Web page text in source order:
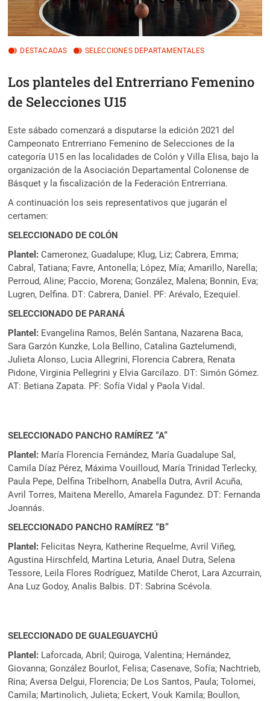
DESTACADAS SELECCIONES DEPARTAMENTALES
Los planteles del Entrerriano Femenino
de Selecciones U15
Este sábado comenzará a disputarse la edición 2021 del
Campeonato Entrerriano Femenino de Selecciones de la
categoría U15 en las localidades de Colón y Villa Elisa, bajo la
organización de la Asociación Departamental Colonense de
Básquet y la fiscalización de la Federación Entrerriana.
A continuación los seis representativos que jugarán el
certamen:
SELECCIONADO DE COLÓN
Plantel: Cameronez, Guadalupe; Klug, Liz; Cabrera, Emma;
Cabral, Tatiana; Favre, Antonella; López, Mía; Amarillo, Narella;
Perroud, Aline; Paccio, Morena; González, Malena; Bonnin, Eva;
Lugren, Delfina. DT: Cabrera, Daniel. PF: Arévalo, Ezequiel.
SELECCIONADO DE PARANÁ
Plantel: Evangelina Ramos, Belén Santana, Nazarena Baca,
Sara Garzón Kunzke, Lola Bellino, Catalina Gaztelumendi,
Julieta Alonso, Lucia Allegrini, Florencia Cabrera, Renata
Pidone, Virginia Pellegrini y Elvia Garcilazo. DT: Simón Gómez.
AT: Betiana Zapata. PF: Sofía Vidal y Paola Vidal.
SELECCIONADO PANCHO RAMÍREZ “A”
Plantel: María Florencia Fernández, María Guadalupe Sal,
Camila Díaz Pérez, Máxima Vouilloud, María Trinidad Terlecky,
Paula Pepe, Delfina Tribelhorn, Anabella Dutra, Avril Acuña,
Avril Torres, Maitena Merello, Amarela Fagundez. DT: Fernanda
Joannás.
SELECCIONADO PANCHO RAMÍREZ “B”
Plantel: Felicitas Neyra, Katherine Requelme, Avril Viñeg,
Agustina Hirschfeld, Martina Leturia, Anael Dutra, Selena
Tessore, Leila Flores Rodríguez, Matilde Cherot, Lara Azcurrain,
Ana Luz Godoy, Analis Balbis. DT: Sabrina Scévola.
SELECCIONADO DE GUALEGUAYCHÚ
Plantel: Laforcada, Abril; Quiroga, Valentina; Hernández,
Giovanna; González Bourlot, Felisa; Casenave, Sofía; Nachtrieb,
Rina; Aversa Delgui, Florencia; De Los Santos, Paula; Tolomei,
Camila; Martinolich, Julieta; Eckert, Vouk Kamila; Boullon,